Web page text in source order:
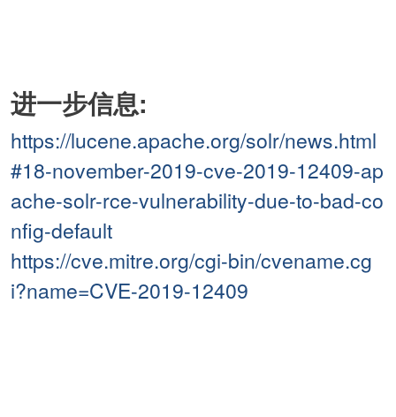
进一步信息:
https://lucene.apache.org/solr/news.html
#18-november-2019-cve-2019-12409-ap
ache-solr-rce-vulnerability-due-to-bad-co
nfig-default
https://cve.mitre.org/cgi-bin/cvename.cg
i?name=CVE-2019-12409